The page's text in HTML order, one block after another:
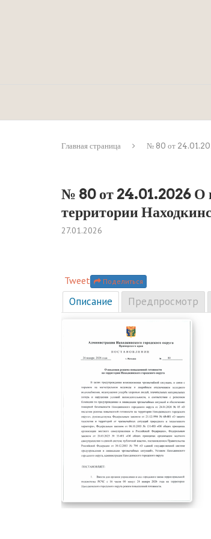
Главная страница № 80 от
№ 80 от 24.01.2026 О
территории
27.01.2026
Поделиться
Tweet
Описание Предпросмотр